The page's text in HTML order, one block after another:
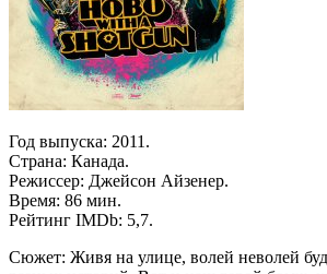
Год выпуска: 2011.
Страна: Канада.
Режиссер: Джейсон Айзенер.
Время: 86 мин.
Рейтинг IMDb: 5,7.
Сюжет: Живя на улице, волей неволей